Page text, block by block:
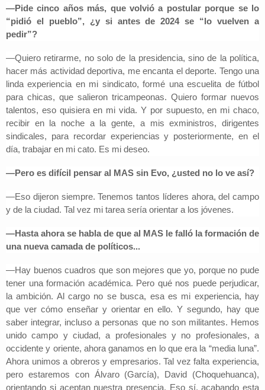
—Pide cinco años más, que volvió a postular porque se lo
“pidió el pueblo”, ¿y si antes de 2024 se “lo vuelven a
pedir”?
—Quiero retirarme, no solo de la presidencia, sino de la política,
hacer más actividad deportiva, me encanta el deporte. Tengo una
linda experiencia en mi sindicato, formé una escuelita de fútbol
para chicas, que salieron tricampeonas. Quiero formar nuevos
talentos, eso quisiera en mi vida. Y por supuesto, en mi chaco,
recibir en la noche a la gente, a mis exministros, dirigentes
sindicales, para recordar experiencias y posteriormente, en el
día, trabajar en mi cato. Es mi deseo.
—Pero es difícil pensar al MAS sin Evo, ¿usted no lo ve así?
—Eso dijeron siempre. Tenemos tantos líderes ahora, del campo
y de la ciudad. Tal vez mi tarea sería orientar a los jóvenes.
—Hasta ahora se habla de que al MAS le falló la formación de
una nueva camada de políticos...
—Hay buenos cuadros que son mejores que yo, porque no pude
tener una formación académica. Pero qué nos puede perjudicar,
la ambición. Al cargo no se busca, esa es mi experiencia, hay
que ver cómo enseñar y orientar en ello. Y segundo, hay que
saber integrar, incluso a personas que no son militantes. Hemos
unido campo y ciudad, a profesionales y no profesionales, a
occidente y oriente, ahora ganamos en lo que era la “media luna”.
Ahora unimos a obreros y empresarios. Tal vez falta experiencia,
pero estaremos con Álvaro (García), David (Choquehuanca),
orientando si aceptan nuestra presencia. Eso sí, acabando esta